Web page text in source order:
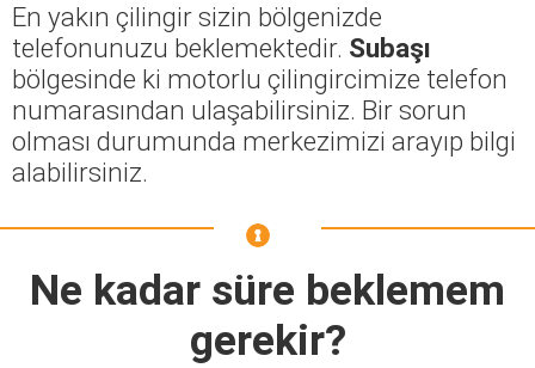
En yakın çilingir sizin bölgenizde
telefonunuzu beklemektedir. Subaşı
bölgesinde ki motorlu çilingircimize telefon
numarasından ulaşabilirsiniz. Bir sorun
olması durumunda merkezimizi arayıp bilgi
alabilirsiniz.
Ne kadar süre beklemem
gerekir?